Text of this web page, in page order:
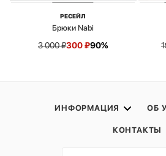
РЕСЕЙЛ
Брюки Nabi
3 000₽300₽90%
ИНФОРМАЦИЯ ОБ
КОНТАКТЫ